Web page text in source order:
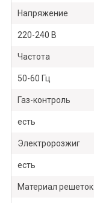
Напряжение
220-240 В
Частота
50-60 Гц
Газ-контроль
есть
Электророзжиг
есть
Материал решеток